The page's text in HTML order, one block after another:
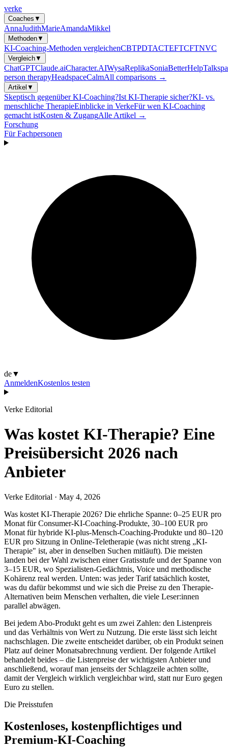
verke
Coaches ▼
AnnaJudithMarieAmandaMikkel
Methoden▼
KI-Coaching-Methoden vergleichenCBTPDTACTEFTCFTNVC
Vergleich▼
ChatGPTClaude.aiCharacter.AIWysaReplikaSoniaBetterHelp
person therapyHeadspaceCalmAll comparisons →
Artikel ▼
Skeptisch gegenüber KI-Coaching?Ist KI-Therapie sicher?KI- vs.
menschliche TherapieEinblicke in VerkeFür wen KI-Coaching
gemacht istKosten & ZugangAlle Artikel →
Forschung
Für Fachpersonen
de▼
AnmeldenKostenlos testen
Verke Editorial
Was kostet KI-Therapie? Eine
Preisübersicht 2026 nach
Anbieter
Verke Editorial · May 4, 2026
Was kostet KI-Therapie 2026? Die ehrliche Spanne: 0–25 EUR pro
Monat für Consumer-KI-Coaching-Produkte, 30–100 EUR pro
Monat für hybride KI-plus-Mensch-Coaching-Produkte und 80–120
EUR pro Sitzung in Online-Teletherapie (was nicht streng „KI-
Therapie" ist, aber in denselben Suchen mitläuft). Die meisten
landen bei der Wahl zwischen einer Gratisstufe und der Spanne von
3–15 EUR, wo Spezialisten-Gedächtnis, Voice und methodische
Kohärenz real werden. Unten: was jeder Tarif tatsächlich kostet,
was du dafür bekommst und wie sich die Preise zu den Therapie-
Alternativen beim Menschen verhalten, die viele Leser:innen
parallel abwägen.
Bei jedem Abo-Produkt geht es um zwei Zahlen: den Listenpreis
und das Verhältnis von Wert zu Nutzung. Die erste lässt sich leicht
nachschlagen. Die zweite entscheidet darüber, ob ein Produkt seinen
Platz auf deiner Monatsabrechnung verdient. Der folgende Artikel
behandelt beides – die Listenpreise der wichtigsten Anbieter und
anschließend, worauf man jenseits der Schlagzeile achten sollte,
damit der Vergleich wirklich vergleichbar wird, statt nur Euro gegen
Euro zu stellen.
Die Preisstufen
Kostenloses, kostenpflichtiges und
Premium-KI-Coaching